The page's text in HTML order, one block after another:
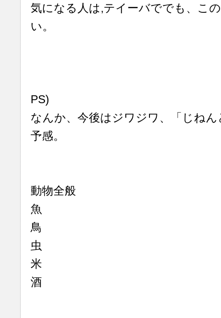
気になる人は,テイーバででも、こ
い。
PS)
なんか、今後はジワジワ、「じね
予感。
動物全般
魚
鳥
虫
米
酒